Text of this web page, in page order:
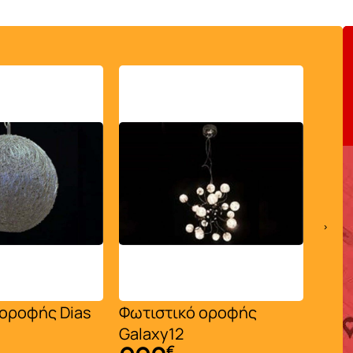
Dias
Φωτιστικό οροφής
Galaxy12
Φανάρι
γυαλί
›